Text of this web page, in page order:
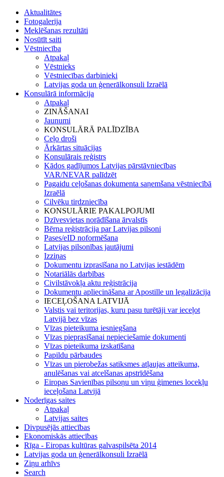
Aktualitātes
Fotogalerija
Meklēšanas rezultāti
Nosūtīt saiti
Vēstniecība
Atpakaļ
Vēstnieks
Vēstniecības darbinieki
Latvijas goda un ģenerālkonsuli Izraēlā
Konsulārā informācija
Atpakaļ
ZINĀŠANAI
Jaunumi
KONSULĀRĀ PALĪDZĪBA
Ceļo droši
Ārkārtas situācijas
Konsulārais reģistrs
Kādos gadījumos Latvijas pārstāvniecības
VAR/NEVAR palīdzēt
Pagaidu ceļošanas dokumenta saņemšana vēstniecībā
Izraēlā
Cilvēku tirdzniecība
KONSULĀRIE PAKALPOJUMI
Dzīvesvietas norādīšana ārvalstīs
Bērna reģistrācija par Latvijas pilsoni
Pases/eID noformēšana
Latvijas pilsonības jautājumi
Izziņas
Dokumentu izprasīšana no Latvijas iestādēm
Notariālās darbības
Civilstāvokļa aktu reģistrācija
Dokumentu apliecināšana ar Apostille un legalizācija
IECEĻOŠANA LATVIJĀ
Valstis vai teritorijas, kuru pasu turētāji var ieceļot
Latvijā bez vīzas
Vīzas pieteikuma iesniegšana
Vīzas pieprasīšanai nepieciešamie dokumenti
Vīzas pieteikuma izskatīšana
Papildu pārbaudes
Vīzas un pierobežas satiksmes atļaujas atteikuma,
anulēšanas vai atcelšanas apstrīdēšana
Eiropas Savienības pilsoņu un viņu ģimenes locekļu
ieceļošana Latvijā
Noderīgas saites
Atpakaļ
Latvijas saites
Divpusējās attiecības
Ekonomiskās attiecības
Rīga - Eiropas kultūras galvaspilsēta 2014
Latvijas goda un ģenerālkonsuli Izraēlā
Ziņu arhīvs
Search